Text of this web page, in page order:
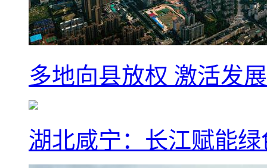
多地向县放权 激活发
湖北咸宁：长江赋能